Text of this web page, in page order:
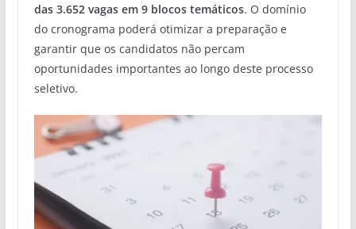
das 3.652 vagas em 9 blocos temáticos. O domínio
do cronograma poderá otimizar a preparação e
garantir que os candidatos não percam
oportunidades importantes ao longo deste processo
seletivo.